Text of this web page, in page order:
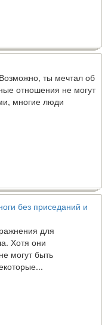
ты мечтал об
отношения не могут
многие люди
без приседаний и
для
Хотя они
могут быть